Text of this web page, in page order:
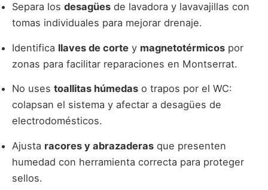
Separa los desagües de lavadora y lavavajillas con
tomas individuales para mejorar drenaje.
Identifica llaves de corte y magnetotérmicos por
zonas para facilitar reparaciones en Montserrat.
No uses toallitas húmedas o trapos por el WC:
colapsan el sistema y afectar a desagües de
electrodomésticos.
Ajusta racores y abrazaderas que presenten
humedad con herramienta correcta para proteger
sellos.